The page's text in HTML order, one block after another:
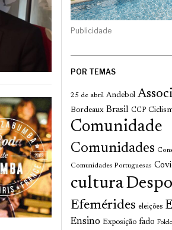
Publicidade
POR TEMAS
25 de abril Andebol
Bordeaux Brasil CCP
Comunidade
Comunidades
Comunidades Portuguesas
cultura
Efemérides eleições
Ensino Exposição fado